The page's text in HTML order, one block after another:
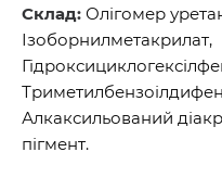
Склад: Олігомер
Ізоборнилметакрилат,
Алкаксильований
пігмент.